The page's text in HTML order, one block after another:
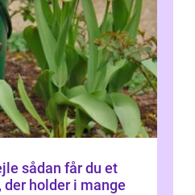
et
holder i mange